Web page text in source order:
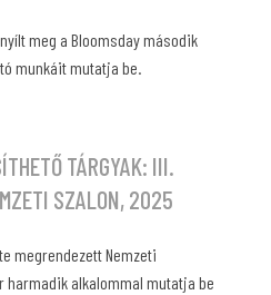
meg a Bloomsday második
munkáit mutatja be.
TÁRGYAK: III.
SZALON, 2025
megrendezett Nemzeti
harmadik alkalommal mutatja be